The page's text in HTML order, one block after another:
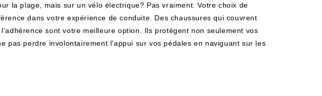
la plage, mais sur un vélo électrique? Pas vraiment. Votre choix de
dans votre expérience de conduite. Des chaussures qui couvrent
sont votre meilleure option. Ils protègent non seulement vos
pas perdre involontairement l’appui sur vos pédales en naviguant sur les